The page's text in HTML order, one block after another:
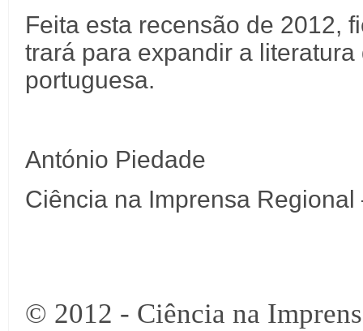
Feita esta recensão de 2012,
trará para expandir a
portuguesa.
António Piedade
Ciência na Imprensa Regional
© 2012 - Ciência na